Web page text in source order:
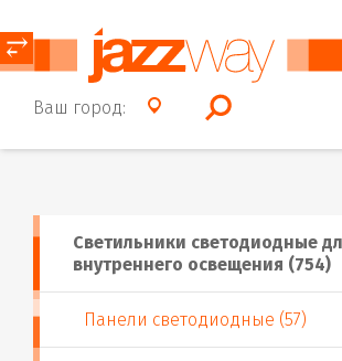
Ваш город:
⥂
Светильники светодиодные
внутреннего освещения (754)
Панели светодиодные (57)